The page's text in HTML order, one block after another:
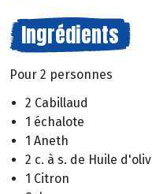
Ingrédients
Pour 2 personnes
2 Cabillaud
1 échalote
1 Aneth
2 c. à s. de Huile
1 Citron